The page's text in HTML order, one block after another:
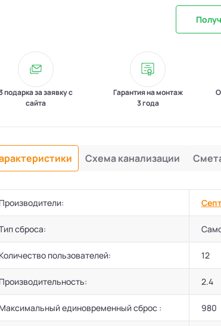
подарка за заявку с
сайта
Гарантия на монтаж
3 года
Схема канализации
Производители:
сброса:
Количество пользователей: 12
Производительность: 2.4
Максимальный единовременный сброс : 980